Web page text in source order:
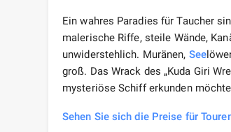
Ein wahres Paradies für Taucher
malerische Riffe, steile Wände,
unwiderstehlich. Muränen, See
groß. Das Wrack des „Kuda Giri
mysteriöse Schiff erkunden
Sehen Sie sich die Preise für